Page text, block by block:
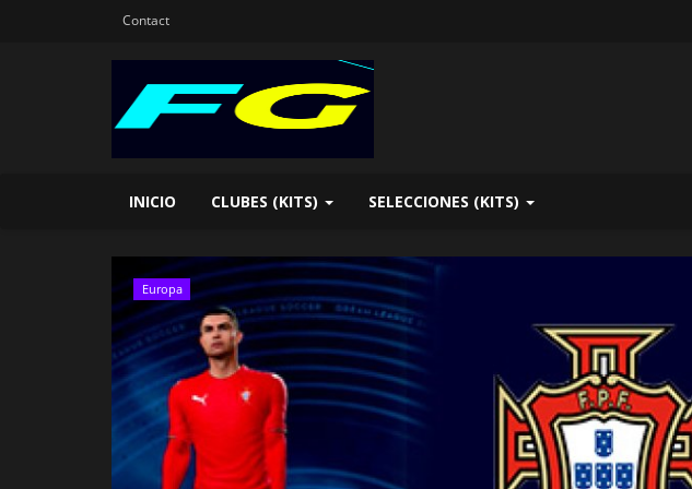
Contact
INICIO CLUBES (KITS) SELECCIONES (KITS)
Europa